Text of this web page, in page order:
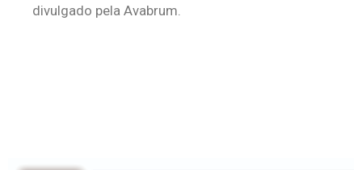
divulgado pela Avabrum.